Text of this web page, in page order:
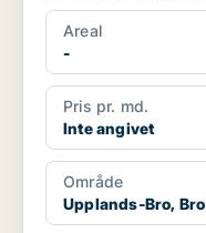
Areal
-
Pris pr. md.
Inte angivet
Område
Upplands-Bro, Bro